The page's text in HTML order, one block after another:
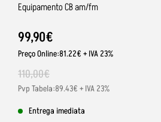
Equipamento CB am/fm
99,90€
Preço Online:81.22€ + IVA 23%
110,00€
Pvp Tabela:89.43€ + IVA 23%
Entrega imediata